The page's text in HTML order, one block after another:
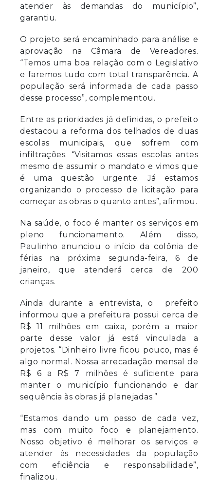
atender às demandas do município”,
garantiu.
O projeto será encaminhado para análise e
aprovação na Câmara de Vereadores.
“Temos uma boa relação com o Legislativo
e faremos tudo com total transparência. A
população será informada de cada passo
desse processo”, complementou.
Entre as prioridades já definidas, o prefeito
destacou a reforma dos telhados de duas
escolas municipais, que sofrem com
infiltrações. “Visitamos essas escolas antes
mesmo de assumir o mandato e vimos que
é uma questão urgente. Já estamos
organizando o processo de licitação para
começar as obras o quanto antes”, afirmou.
Na saúde, o foco é manter os serviços em
pleno funcionamento. Além disso,
Paulinho anunciou o início da colônia de
férias na próxima segunda-feira, 6 de
janeiro, que atenderá cerca de 200
crianças.
Ainda durante a entrevista, o prefeito
informou que a prefeitura possui cerca de
R$ 11 milhões em caixa, porém a maior
parte desse valor já está vinculada a
projetos. “Dinheiro livre ficou pouco, mas é
algo normal. Nossa arrecadação mensal de
R$ 6 a R$ 7 milhões é suficiente para
manter o município funcionando e dar
sequência às obras já planejadas.”
“Estamos dando um passo de cada vez,
mas com muito foco e planejamento.
Nosso objetivo é melhorar os serviços e
atender às necessidades da população
com eficiência e responsabilidade”,
finalizou.